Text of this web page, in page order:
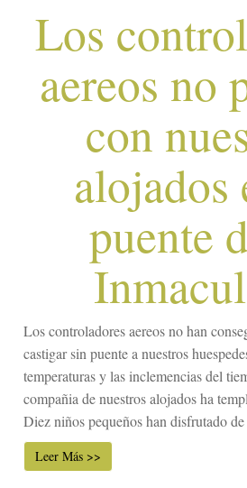
Los
aereos no
con
alojados
puente
Los controladores aereos no han
castigar sin puente a nuestros
temperaturas y las inclemencias del
compañia de nuestros alojados ha
Diez niños pequeños han disfrutado
Leer Más >>